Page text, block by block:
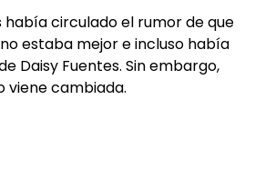
había circulado el rumor de que
estaba mejor e incluso había
Daisy Fuentes. Sin embargo,
viene cambiada.